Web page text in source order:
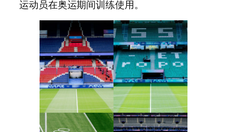
运动员在奥运期间训练使用。